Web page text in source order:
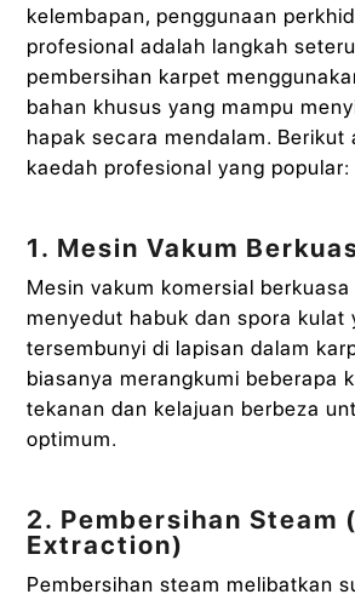
kelembapan, penggunaan
profesional adalah langkah
pembersihan karpet
bahan khusus yang mampu
hapak secara mendalam. Berikut
kaedah profesional yang popular:
1. Mesin Vakum
Mesin vakum komersial
menyedut habuk dan spora kulat
tersembunyi di lapisan dalam
biasanya merangkumi beberapa
tekanan dan kelajuan berbeza
optimum.
2. Pembersihan Steam
Extraction)
Pembersihan steam melibatkan